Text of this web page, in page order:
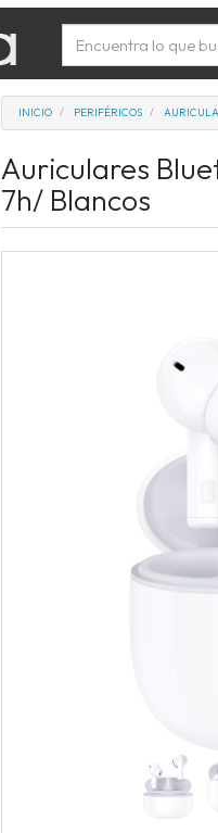
INICIO PERIFÉRICOS
Auriculares
7h/ Blancos